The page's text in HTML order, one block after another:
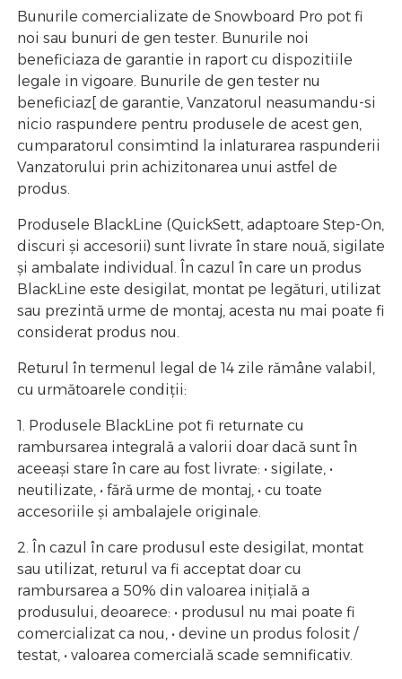
Bunurile comercializate de Snowboard Pro pot fi
noi sau bunuri de gen tester. Bunurile noi
beneficiaza de garantie in raport cu dispozitiile
legale in vigoare. Bunurile de gen tester nu
beneficiaz[ de garantie, Vanzatorul neasumandu-si
nicio raspundere pentru produsele de acest gen,
cumparatorul consimtind la inlaturarea raspunderii
Vanzatorului prin achizitonarea unui astfel de
produs.
Produsele BlackLine (QuickSett, adaptoare Step-On,
discuri și accesorii) sunt livrate în stare nouă, sigilate
și ambalate individual. În cazul în care un produs
BlackLine este desigilat, montat pe legături, utilizat
sau prezintă urme de montaj, acesta nu mai poate fi
considerat produs nou.
Returul în termenul legal de 14 zile rămâne valabil,
cu următoarele condiții:
1. Produsele BlackLine pot fi returnate cu
rambursarea integrală a valorii doar dacă sunt în
aceeași stare în care au fost livrate: • sigilate, •
neutilizate, • fără urme de montaj, • cu toate
accesoriile și ambalajele originale.
2. În cazul în care produsul este desigilat, montat
sau utilizat, returul va fi acceptat doar cu
rambursarea a 50% din valoarea inițială a
produsului, deoarece: • produsul nu mai poate fi
comercializat ca nou, • devine un produs folosit /
testat, • valoarea comercială scade semnificativ.